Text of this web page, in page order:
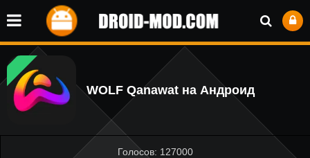
WOLF Qanawat на Андроид
Голосов: 127000